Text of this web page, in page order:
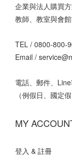
企業與法人購買
教師、教室與會
TEL / 0800-800-
Email /
電話、郵件、
（例假日、國定
MY
登入 & 註冊